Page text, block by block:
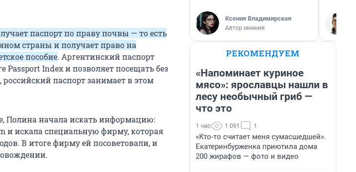
паспорт по праву почвы — то есть
страны и получает право на
пособие. Аргентинский паспорт
Passport Index и позволяет посещать без
паспорт занимает в этом
Полина начала искать информацию:
и искала специальную фирму, которая
В итоге фирму ей посоветовали, и
Ксения Владимирская
Автор мнения
РЕКОМЕНДУЕМ
«Напоминает куриное
мясо»: ярославцы нашли в
лесу необычный гриб —
что это
1 час 1 091 1
«Кто-то считает меня сумасшедшей».
Екатеринбурженка приютила дома
200 жирафов — фото и видео